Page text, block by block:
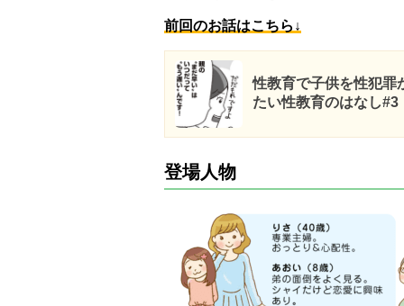
前回のお話はこちら↓
性教育で子供を性犯罪
たい性教育のはなし#3
登場人物